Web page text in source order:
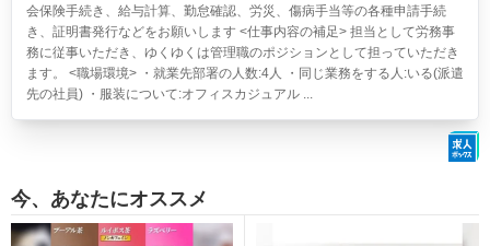
会保険手続き、給与計算、勤怠確認、労災、傷病手当等の各種申請手続
き、証明書発行などをお願いします <仕事内容の補足> 担当として労務事
務に従事いただき、ゆくゆくは管理職のポジションとして担っていただき
ます。 <職場環境> ・就業先部署の人数:4人 ・同じ業務をする人:いる(派遣
先の社員) ・服装について:オフィスカジュアル ...
今、あなたにオススメ